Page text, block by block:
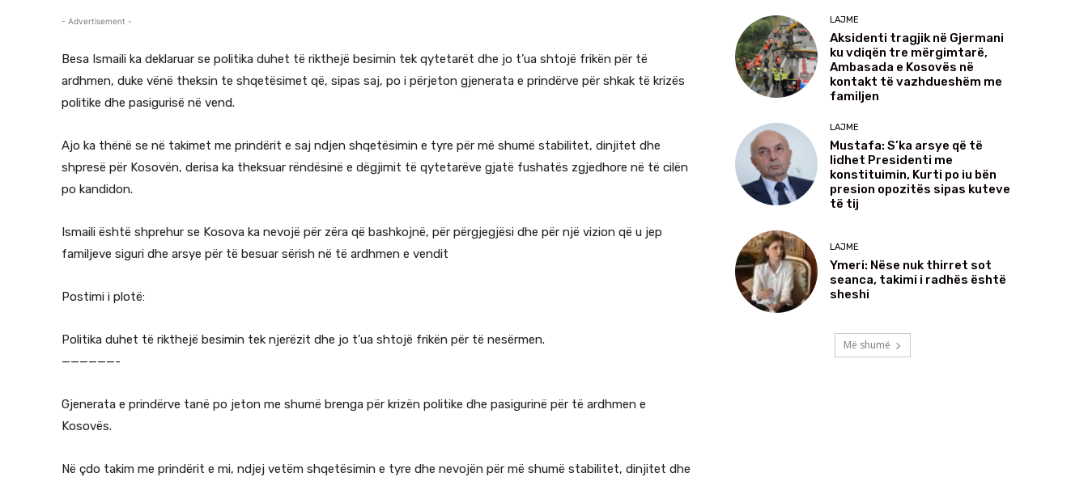
- Advertisement -
Besa Ismaili ka deklaruar se politika duhet të rikthejë besimin tek qytetarët dhe jo t’ua shtojë frikën për të
ardhmen, duke vënë theksin te shqetësimet që, sipas saj, po i përjeton gjenerata e prindërve për shkak të krizës
politike dhe pasigurisë në vend.
Ajo ka thënë se në takimet me prindërit e saj ndjen shqetësimin e tyre për më shumë stabilitet, dinjitet dhe
shpresë për Kosovën, derisa ka theksuar rëndësinë e dëgjimit të qytetarëve gjatë fushatës zgjedhore në të cilën
po kandidon.
Ismaili është shprehur se Kosova ka nevojë për zëra që bashkojnë, për përgjegjësi dhe për një vizion që u jep
familjeve siguri dhe arsye për të besuar sërish në të ardhmen e vendit
Postimi i plotë:
Politika duhet të rikthejë besimin tek njerëzit dhe jo t’ua shtojë frikën për të nesërmen.
——————-
Gjenerata e prindërve tanë po jeton me shumë brenga për krizën politike dhe pasigurinë për të ardhmen e
Kosovës.
Në çdo takim me prindërit e mi, ndjej vetëm shqetësimin e tyre dhe nevojën për më shumë stabilitet, dinjitet dhe
LAJME
Aksidenti tragjik në Gjermani
ku vdiqën tre mërgimtarë,
Ambasada e Kosovës në
kontakt të vazhdueshëm me
familjen
LAJME
Mustafa: S’ka arsye që të
lidhet Presidenti me
konstituimin, Kurti po iu bën
presion opozitës sipas kuteve
të tij
LAJME
Ymeri: Nëse nuk thirret sot
seanca, takimi i radhës është
sheshi
Më shumë